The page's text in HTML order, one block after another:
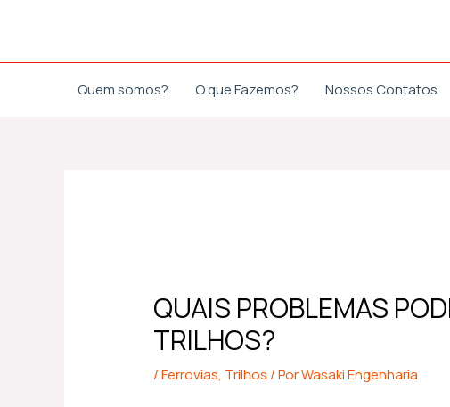
o
Quem somos? O que Fazemos? Nossos Contatos
QUAIS PROBLEMAS
TRILHOS?
/Ferrovias, Trilhos / PorWasaki Engenharia